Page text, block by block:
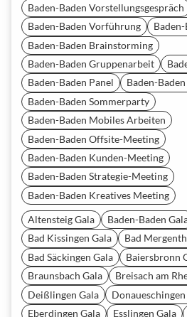
Baden-Baden Vorstellungsgespräch
Baden-Baden Vorführung
Baden-Baden Brainstorming
Baden-Baden Gruppenarbeit
Baden-Baden Panel
Baden-
Baden-Baden Sommerparty
Baden-Baden Mobiles Arbeiten
Baden-Baden Offsite-Meeting
Baden-Baden Kunden-Meeting
Baden-Baden Strategie-Meeting
Baden-Baden Kreatives Meeting
Altensteig Gala Baden-Baden
Bad Kissingen Gala
Bad
Bad Säckingen Gala
Baiersbronn
Braunsbach Gala
Breisach am
Deißlingen Gala
Donaueschingen
Eberdingen Gala
Esslingen Gala